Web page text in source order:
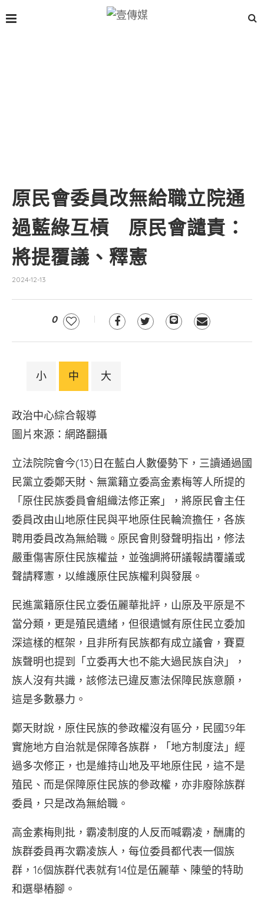
原民會委員改無給職立院通
過藍綠互槓 原民會譴責：
將提覆議、釋憲
2024-12-13
0
小 中 大
政治中心綜合報導
圖片來源：網路翻攝
立法院院會今(13)日在藍白人數優勢下，三讀通過國
民黨立委鄭天財、無黨籍立委高金素梅等人所提的
「原住民族委員會組織法修正案」，將原民會主任
委員改由山地原住民與平地原住民輪流擔任，各族
聘用委員改為無給職。原民會則發聲明指出，修法
嚴重傷害原住民族權益，並強調將研議報請覆議或
聲請釋憲，以維護原住民族權利與發展。
民進黨籍原住民立委伍麗華批評，山原及平原是不
當分類，更是殖民遺緒，但很遺憾有原住民立委加
深這樣的框架，且非所有民族都有成立議會，賽夏
族聲明也提到「立委再大也不能大過民族自決」，
族人沒有共識，該修法已違反憲法保障民族意願，
這是多數暴力。
鄭天財說，原住民族的參政權沒有區分，民國39年
實施地方自治就是保障各族群，「地方制度法」經
過多次修正，也是維持山地及平地原住民，這不是
殖民、而是保障原住民族的參政權，亦非廢除族群
委員，只是改為無給職。
高金素梅則批，霸凌制度的人反而喊霸凌，酬庸的
族群委員再次霸凌族人，每位委員都代表一個族
群，16個族群代表就有14位是伍麗華、陳瑩的特助
和選舉樁腳。